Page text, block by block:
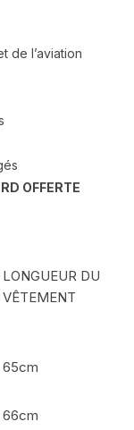
de l’aviation
OFFERTE
LONGUEUR DU
VÊTEMENT
65cm
66cm